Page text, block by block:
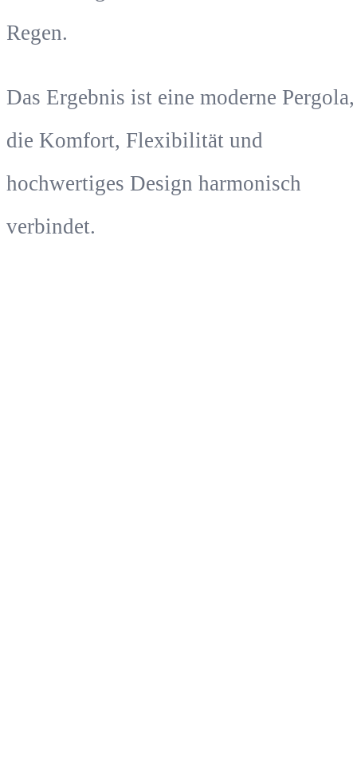
Regen.
Das Ergebnis ist eine moderne Pergola,
die Komfort, Flexibilität und
hochwertiges Design harmonisch
verbindet.